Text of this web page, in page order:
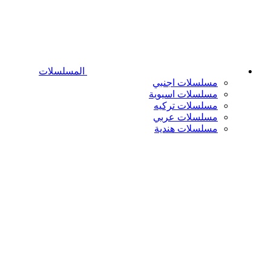
المسلسلات
مسلسلات اجنبي
مسلسلات اسيوية
مسلسلات تركيه
مسلسلات عربي
مسلسلات هندية